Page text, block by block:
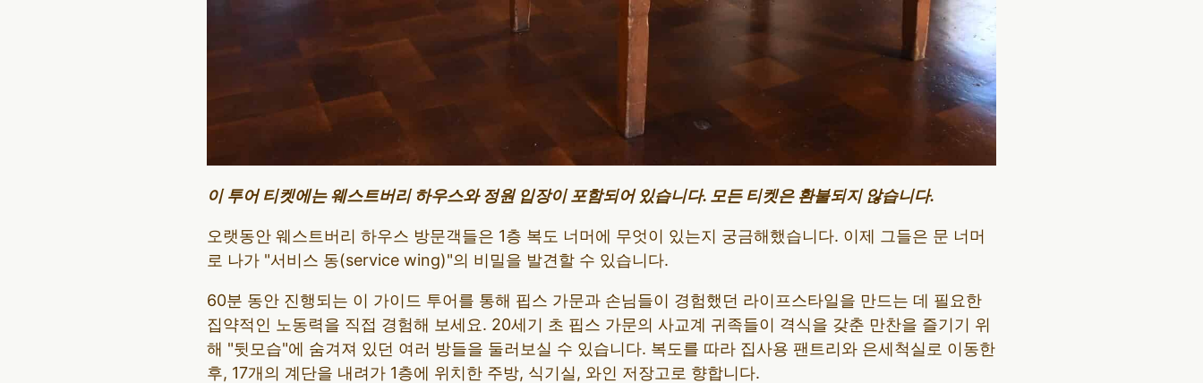
이 투어 티켓에는 웨스트버리 하우스와 정원 입장이 포함되어 있습니다. 모든 티켓은 환불되지 않습니다.
오랫동안 웨스트버리 하우스 방문객들은 1층 복도 너머에 무엇이 있는지 궁금해했습니다. 이제 그들은 문 너머
로 나가 "서비스 동(service wing)"의 비밀을 발견할 수 있습니다.
60분 동안 진행되는 이 가이드 투어를 통해 핍스 가문과 손님들이 경험했던 라이프스타일을 만드는 데 필요한
집약적인 노동력을 직접 경험해 보세요. 20세기 초 핍스 가문의 사교계 귀족들이 격식을 갖춘 만찬을 즐기기 위
해 "뒷모습"에 숨겨져 있던 여러 방들을 둘러보실 수 있습니다. 복도를 따라 집사용 팬트리와 은세척실로 이동한
후, 17개의 계단을 내려가 1층에 위치한 주방, 식기실, 와인 저장고로 향합니다.